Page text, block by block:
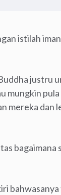
istilah
justru
mungkin
mereka dan
bagaimana